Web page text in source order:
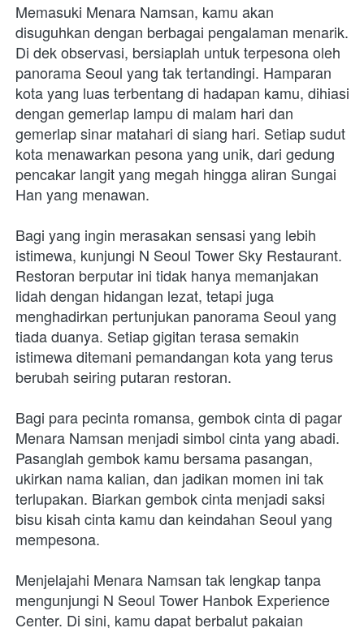
Memasuki Menara Namsan, kamu akan
disuguhkan dengan berbagai pengalaman menarik.
Di dek observasi, bersiaplah untuk terpesona oleh
panorama Seoul yang tak tertandingi. Hamparan
kota yang luas terbentang di hadapan kamu, dihiasi
dengan gemerlap lampu di malam hari dan
gemerlap sinar matahari di siang hari. Setiap sudut
kota menawarkan pesona yang unik, dari gedung
pencakar langit yang megah hingga aliran Sungai
Han yang menawan.
Bagi yang ingin merasakan sensasi yang lebih
istimewa, kunjungi N Seoul Tower Sky Restaurant.
Restoran berputar ini tidak hanya memanjakan
lidah dengan hidangan lezat, tetapi juga
menghadirkan pertunjukan panorama Seoul yang
tiada duanya. Setiap gigitan terasa semakin
istimewa ditemani pemandangan kota yang terus
berubah seiring putaran restoran.
Bagi para pecinta romansa, gembok cinta di pagar
Menara Namsan menjadi simbol cinta yang abadi.
Pasanglah gembok kamu bersama pasangan,
ukirkan nama kalian, dan jadikan momen ini tak
terlupakan. Biarkan gembok cinta menjadi saksi
bisu kisah cinta kamu dan keindahan Seoul yang
mempesona.
Menjelajahi Menara Namsan tak lengkap tanpa
mengunjungi N Seoul Tower Hanbok Experience
Center. Di sini, kamu dapat berbalut pakaian